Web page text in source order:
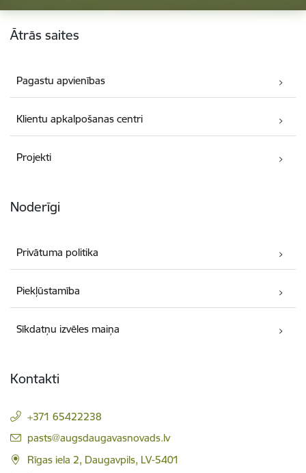
Kājene
Ātrās saites
Pagastu apvienības
Klientu apkalpošanas centri
Projekti
Noderīgi
Privātuma politika
Piekļūstamība
Sīkdatņu izvēles maiņa
Kontakti
+371 65422238
E-pasts:
pasts@augsdaugavasnovads.lv
Rīgas iela 2, Daugavpils, LV-5401